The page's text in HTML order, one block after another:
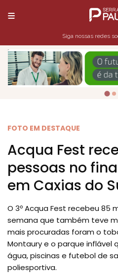
Siga nossas redes
FOTO EM DESTAQUE
Acqua Fest
pessoas no
em Caxias do
O 3º Acqua Fest recebeu 85
semana que também teve
mais procuradas foram o
Montaury e o parque inflável
água, piscinas e futebol de
poliesportiva.